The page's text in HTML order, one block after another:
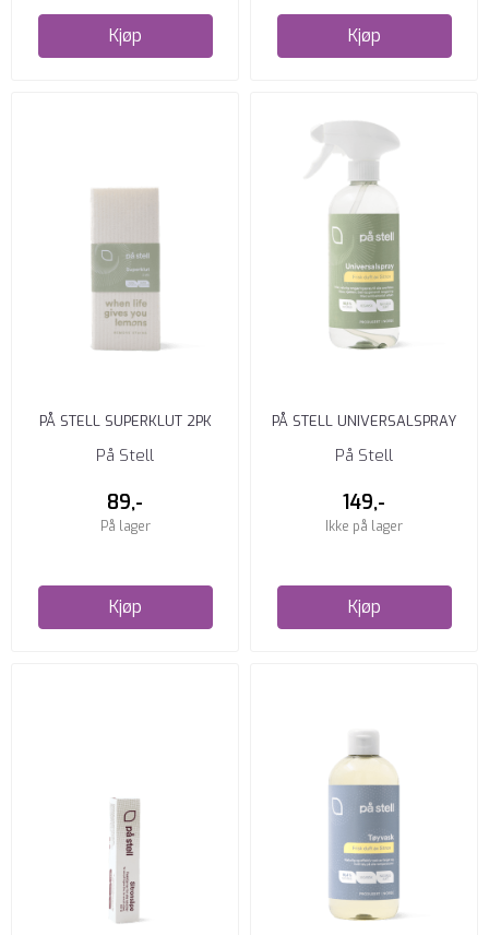
Kjøp Kjøp
PÅ STELL SUPERKLUT 2PK
På Stell
89,-
På lager
Kjøp
PÅ STELL UNIVERSALSPRAY
På Stell
149,-
Ikke på lager
Kjøp